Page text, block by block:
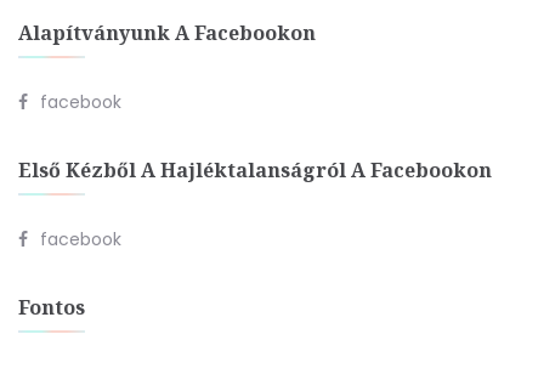
Alapítványunk A Facebookon
facebook
Első Kézből A Hajléktalanságról A Facebookon
facebook
Fontos